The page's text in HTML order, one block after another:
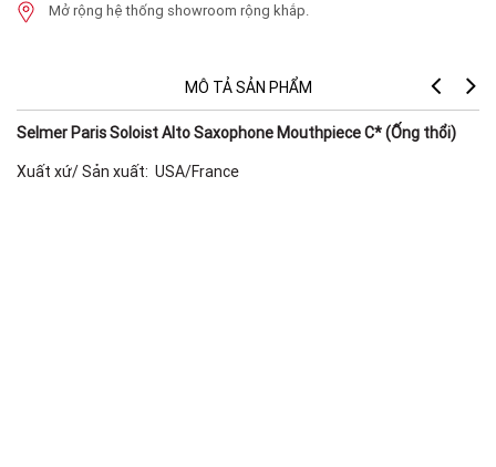
Mở rộng hệ thống showroom rộng khắp.
MÔ TẢ SẢN PHẨM
Selmer Paris Soloist Alto Saxophone Mouthpiece C* (Ống thổi)
Xuất xứ/ Sản xuất: USA/France